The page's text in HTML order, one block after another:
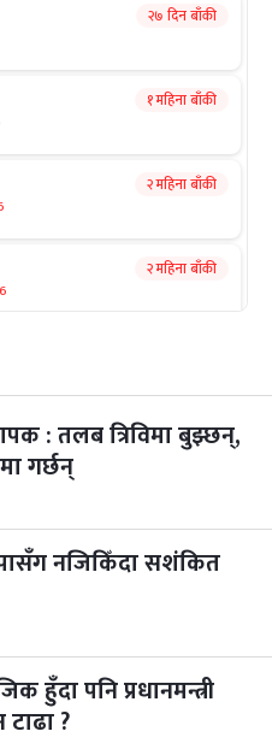
२७ दिन बाँकी
१ महिना बाँकी
२ महिना बाँकी
२ महिना बाँकी
२ महिना बाँकी
३ महिना बाँकी
: तलब त्रिविमा बुझ्छन्,
गर्छन्
नजिकिँदा सशंकित
हुँदा पनि प्रधानमन्त्री
?